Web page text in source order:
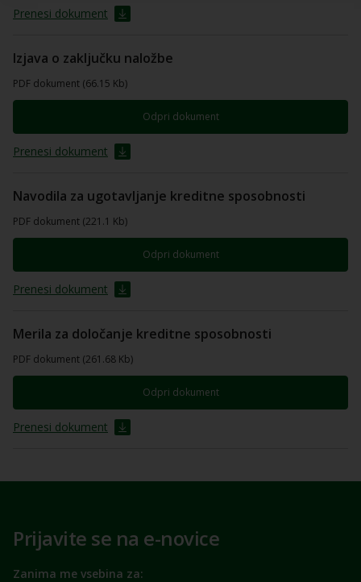
Prenesi dokument
Izjava o zaključku naložbe
PDF dokument (66.15 Kb)
Odpri dokument
Prenesi dokument
Navodila za ugotavljanje kreditne sposobnosti
PDF dokument (221.1 Kb)
Odpri dokument
Prenesi dokument
Merila za določanje kreditne sposobnosti
PDF dokument (261.68 Kb)
Odpri dokument
Prenesi dokument
Prijavite se na e-novice
Zanima me vsebina za: